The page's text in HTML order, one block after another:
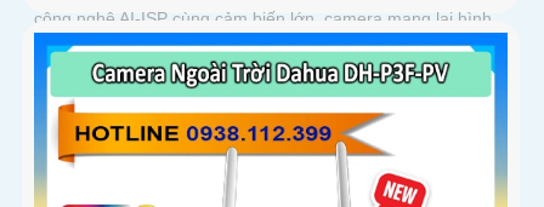
công nghệ AI-ISP cùng cảm biến lớn, camera mang lại hình
ảnh vượt trội cả ngày lẫn đêm